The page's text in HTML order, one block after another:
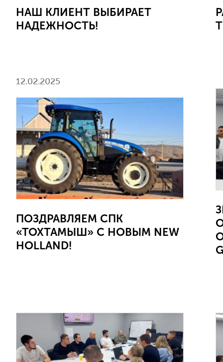
НАШ КЛИЕНТ ВЫБИРАЕТ
НАДЕЖНОСТЬ!
12.02.2025
ПОЗДРАВЛЯЕМ СПК
«ТОХТАМЫШ» С НОВЫМ NEW
HOLLAND!